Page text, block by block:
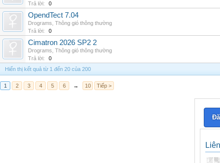
Trả lời:
0
OpendTect 7.04
Drograms Thông gió thông thường
Trả lời:
0
Cimatron 2026 SP2 2
Drograms Thông gió thông thường
Trả lời:
0
Hiển thị kết quả từ 1 đến 20 của 200
1 2 3 4 5 6 → 10 Tiếp >